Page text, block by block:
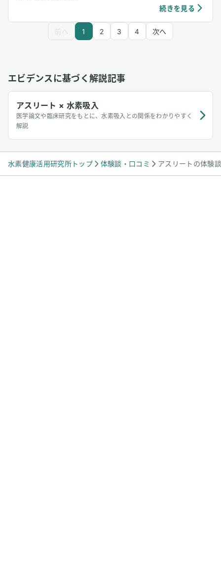
続きを見る
前へ 1 2 3 4 次へ
エビデンスに基づく解説記事
アスリート × 水素吸入
医学論文や臨床研究をもとに、水素吸入との関係をわかりやすく
解説
水素健康活用研究所トップ 体験談・口コミ アスリートの体験談